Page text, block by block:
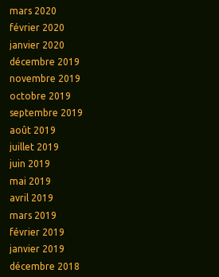
mars 2020
février 2020
janvier 2020
décembre 2019
novembre 2019
octobre 2019
septembre 2019
août 2019
juillet 2019
juin 2019
mai 2019
avril 2019
mars 2019
février 2019
janvier 2019
décembre 2018